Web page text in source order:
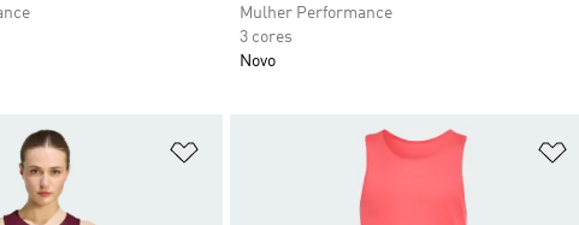
Mulher Performance
3 cores
Novo
Desejos Adicionar à Lista de Desejos